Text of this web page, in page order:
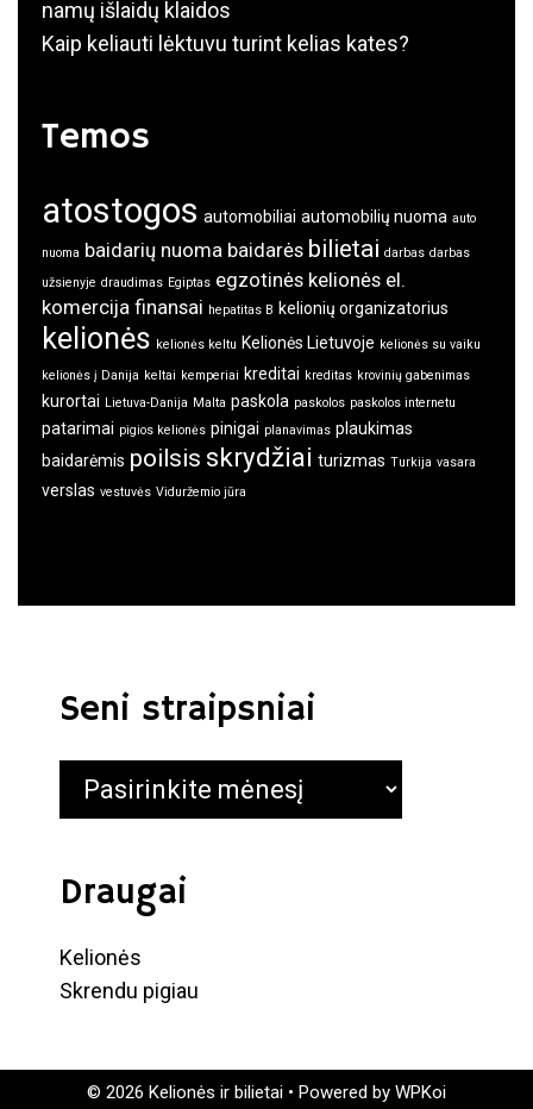
namų išlaidų klaidos
Kaip keliauti lėktuvu turint kelias kates?
Temos
atostogos automobiliai automobilių nuoma auto
nuoma baidarių nuoma baidarės bilietai darbas darbas
užsienyje draudimas Egiptas egzotinės kelionės el.
komercija finansai hepatitas B kelionių organizatorius
kelionės kelionės keltu Kelionės Lietuvoje kelionės su vaiku
kelionės į Danija keltai kemperiai kreditai kreditas krovinių gabenimas
kurortai Lietuva-Danija Malta paskola paskolos paskolos internetu
patarimai pigios kelionės pinigai planavimas plaukimas
baidarėmis poilsis skrydžiai turizmas Turkija vasara
verslas vestuvės Viduržemio jūra
Seni straipsniai
straipsniai
Draugai
Kelionės
Skrendu pigiau
© 2026 Kelionės ir bilietai • Powered by WPKoi